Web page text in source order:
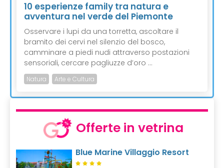
10 esperienze family tra natura e
avventura nel verde del Piemonte
Osservare i lupi da una torretta, ascoltare il
bramito dei cervi nel silenzio del bosco,
camminare a piedi nudi attraverso postazioni
sensoriali, cercare pagliuzze d’oro ...
Natura Arte e Cultura
Offerte in vetrina
Blue Marine Villaggio Resort